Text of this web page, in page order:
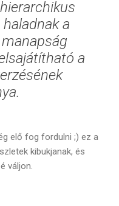
hierarchikus
a
a
elő fog fordulni ;) ez a
kibukjanak, és
váljon.